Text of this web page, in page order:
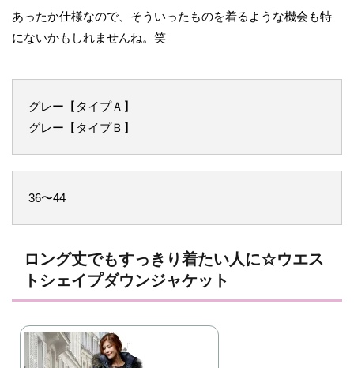
あったか仕様なので、そういったものを着るような機会も特
にないかもしれませんね。笑
グレー【タイプＡ】
グレー【タイプＢ】
36〜44
ロング丈でもすっきり着たい人に☆ウエス
トシェイプダウンジャケット